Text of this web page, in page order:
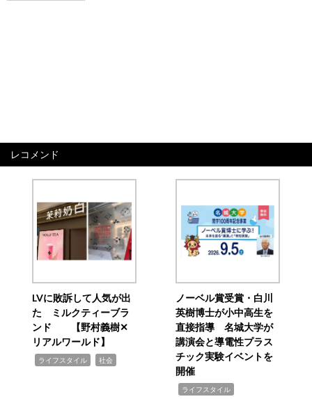
レコメンド
LVに敗訴して人気が出
た ミルクティーブラ
ンド 【野村義樹✕
リアルワールド】
ライフスタイル 社会
ノーベル賞受賞・白川
英樹博士が小中高生を
直接指導 名城大学が
講演会と導電性プラス
チック実験イベントを
開催
ライフスタイル